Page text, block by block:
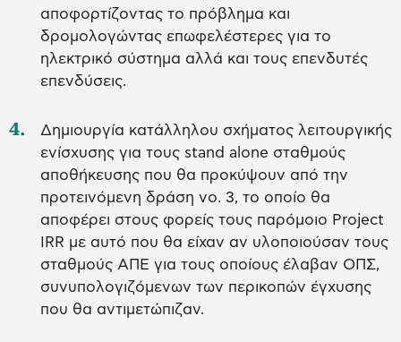
αποφορτίζοντας το πρόβλημα και
δρομολογώντας επωφελέστερες για το
ηλεκτρικό σύστημα αλλά και τους επενδυτές
επενδύσεις.
Δημιουργία κατάλληλου σχήματος λειτουργικής
ενίσχυσης για τους stand alone σταθμούς
αποθήκευσης που θα προκύψουν από την
προτεινόμενη δράση νο. 3, το οποίο θα
αποφέρει στους φορείς τους παρόμοιο Project
IRR με αυτό που θα είχαν αν υλοποιούσαν τους
σταθμούς ΑΠΕ για τους οποίους έλαβαν ΟΠΣ,
συνυπολογιζόμενων των περικοπών έγχυσης
που θα αντιμετώπιζαν.